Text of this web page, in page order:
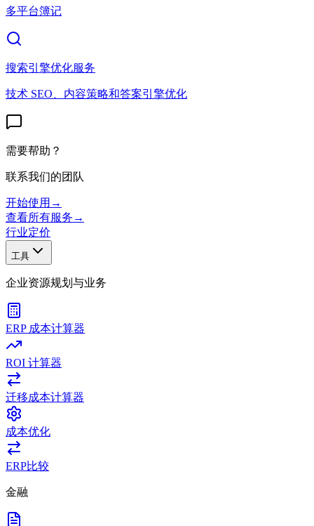
多平台簿记
搜索引擎优化服务
技术 SEO、内容策略和答案引擎优化
需要帮助？
联系我们的团队
开始使用 →
查看所有服务 →
行业定价
工具
企业资源规划与业务
ERP 成本计算器
ROI 计算器
迁移成本计算器
成本优化
ERP比较
金融